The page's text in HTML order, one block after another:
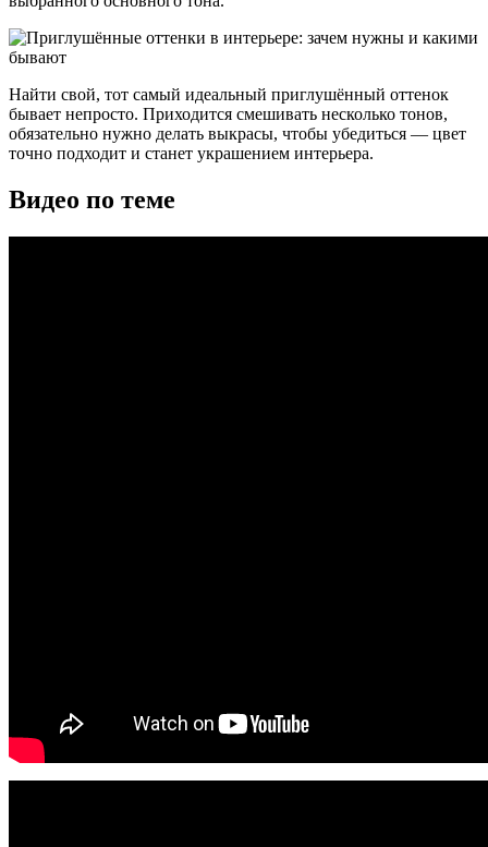
Найти свой, тот самый идеальный приглушённый оттенок
бывает непросто. Приходится смешивать несколько тонов,
обязательно нужно делать выкрасы, чтобы убедиться — цвет
точно подходит и станет украшением интерьера.
Видео по теме